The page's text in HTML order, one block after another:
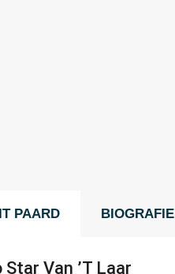
PAARD BIOGRAFIE
Star Van ’T Laar